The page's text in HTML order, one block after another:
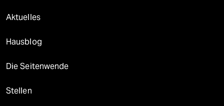
Aktuelles
Hausblog
Die Seitenwende
Stellen